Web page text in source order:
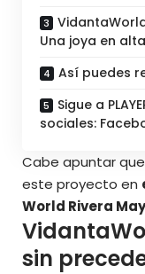
Una joya en
Así puedes
Sigue a
sociales:
Cabe apuntar
este proyecto en
World Rivera
sin